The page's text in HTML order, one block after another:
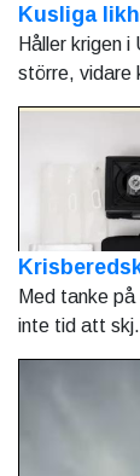
Kusliga
Håller krigen
större, vidare
Med tanke
inte tid att